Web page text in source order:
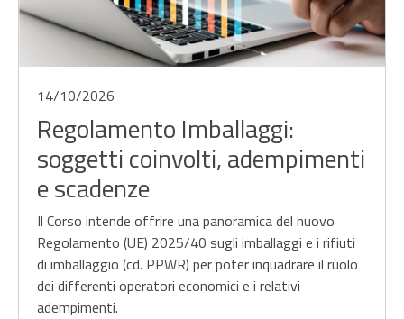
14/10/2026
Regolamento Imballaggi:
soggetti coinvolti, adempimenti
e scadenze
Il Corso intende offrire una panoramica del nuovo
Regolamento (UE) 2025/40 sugli imballaggi e i rifiuti
di imballaggio (cd. PPWR) per poter inquadrare il ruolo
dei differenti operatori economici e i relativi
adempimenti.